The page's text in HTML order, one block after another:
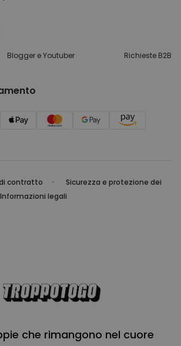
Blogger e Youtuber Richieste B2B
contratto
Sicurezza e protezione dei
Informazioni legali
che rimangono nel cuore